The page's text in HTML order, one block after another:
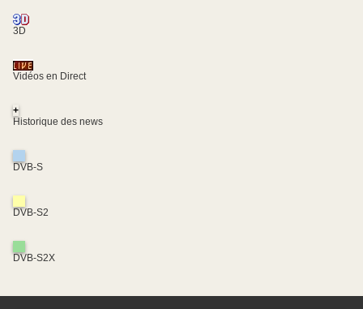
3D
Vidéos en Direct
+
Historique des news
DVB-S
DVB-S2
DVB-S2X